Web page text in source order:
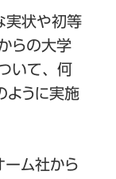
実状や初等
らの大学
いて、何
ように実施
ーム社から